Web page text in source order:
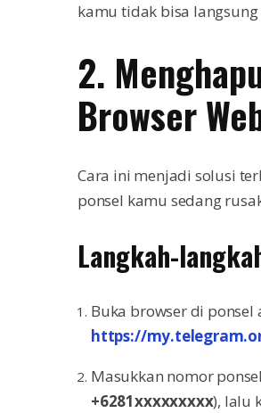
kamu tidak bisa
2.
Browser
Cara ini menjadi solusi
ponsel kamu sedang
Langkah-
Buka browser di
https://
Masukkan nomor
+6281xxxxxxxxx), lalu